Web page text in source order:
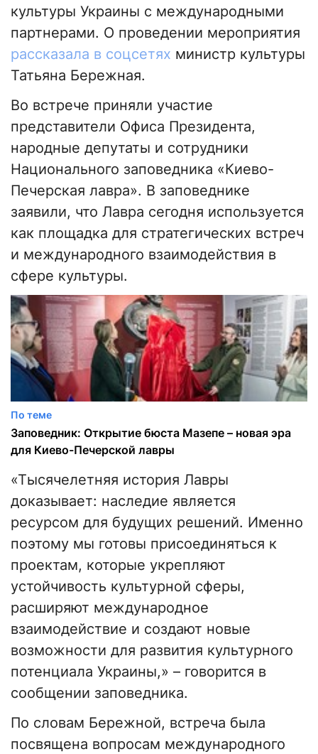
культуры Украины с международными
партнерами. О проведении мероприятия
рассказала в соцсетях министр культуры
Татьяна Бережная.
Во встрече приняли участие
представители Офиса Президента,
народные депутаты и сотрудники
Национального заповедника «Киево-
Печерская лавра». В заповеднике
заявили, что Лавра сегодня используется
как площадка для стратегических встреч
и международного взаимодействия в
сфере культуры.
По теме
Заповедник: Открытие бюста Мазепе – новая эра
для Киево-Печерской лавры
«Тысячелетняя история Лавры
доказывает: наследие является
ресурсом для будущих решений. Именно
поэтому мы готовы присоединяться к
проектам, которые укрепляют
устойчивость культурной сферы,
расширяют международное
взаимодействие и создают новые
возможности для развития культурного
потенциала Украины,» – говорится в
сообщении заповедника.
По словам Бережной, встреча была
посвящена вопросам международного